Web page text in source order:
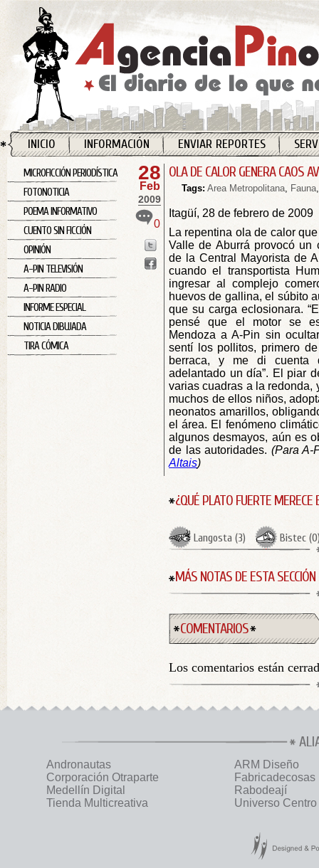
INICIO INFORMACIÓN ENVIAR REPORTES
MICROFICCIÓN PERIODÍSTICA
FOTONOTICIA
POEMA INFORMATIVO
CUENTO SIN FICCIÓN
OPINIÓN
A-PIN TELEVISIÓN
A-PIN RADIO
INFORME ESPECIAL
NOTICIA DIBUJADA
TIRA CÓMICA
28
Feb
2009
0
OLA DE CALOR GENERA CAOS
Tags: Area Metropolitana, Fauna
Itagüí, 28 de febrero de 2009
La repentina ola de calor
Valle de Aburrá provocó un
de la Central Mayorista de
cuando el transportista
ingresar al complejo
huevos de gallina, el súbito
que su carga eclosionara.
pensé que el motor se
Mendoza a A-Pin sin
sentí los pollitos, primero
berraca, y me di cuenta
adelantado un día”. El piar
varias cuadras a la redonda,
muchos de ellos niños,
neonatos amarillos,
el área. El fenómeno
algunos desmayos, aún es
de las autoridades. (Para A-
Altais)
¿QUÉ PLATO FUERTE MERECE
Langosta (3) Bistec (0
MÁS NOTAS DE ESTA SECCIÓN
COMENTARIOS
Los comentarios están
Andronautas
ARM Diseño
Corporación Otraparte
Fabricadecosas
Medellín Digital
Rabodeají
Tienda Multicreativa
Universo Centro